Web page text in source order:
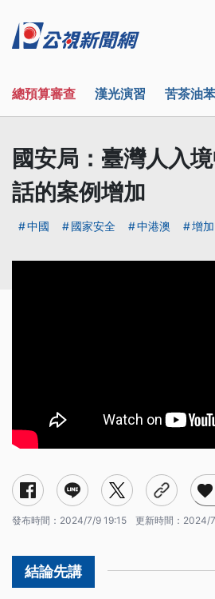
總預算審查 漢光演習 苦茶油
國安局：臺灣人入
話的案例增加
中國 國家安全 中港澳 增加
發布時間： 2024/7/9 19:15 更新時間： 2024/